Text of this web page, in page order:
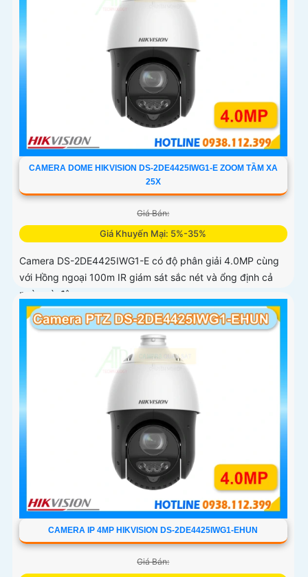
CAMERA DOME HIKVISION DS-2DE4425IWG1-E ZOOM TẦM XA
25X
Giá Bán:
Giá Khuyến Mại: 5%-35%
Camera DS-2DE4425IWG1-E có độ phân giải 4.0MP cùng
với Hồng ngoại 100m IR giám sát sắc nét và ổng định cả
ngày và đêm
CAMERA IP 4MP HIKVISION DS-2DE4425IWG1-EHUN
Giá Bán: